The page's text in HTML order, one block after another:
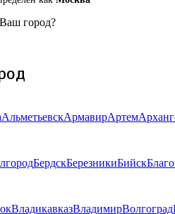
город?
АльметьевскАрмавирАртем
БердскБерезникиБийск
ВладикавказВладимирВолгоград